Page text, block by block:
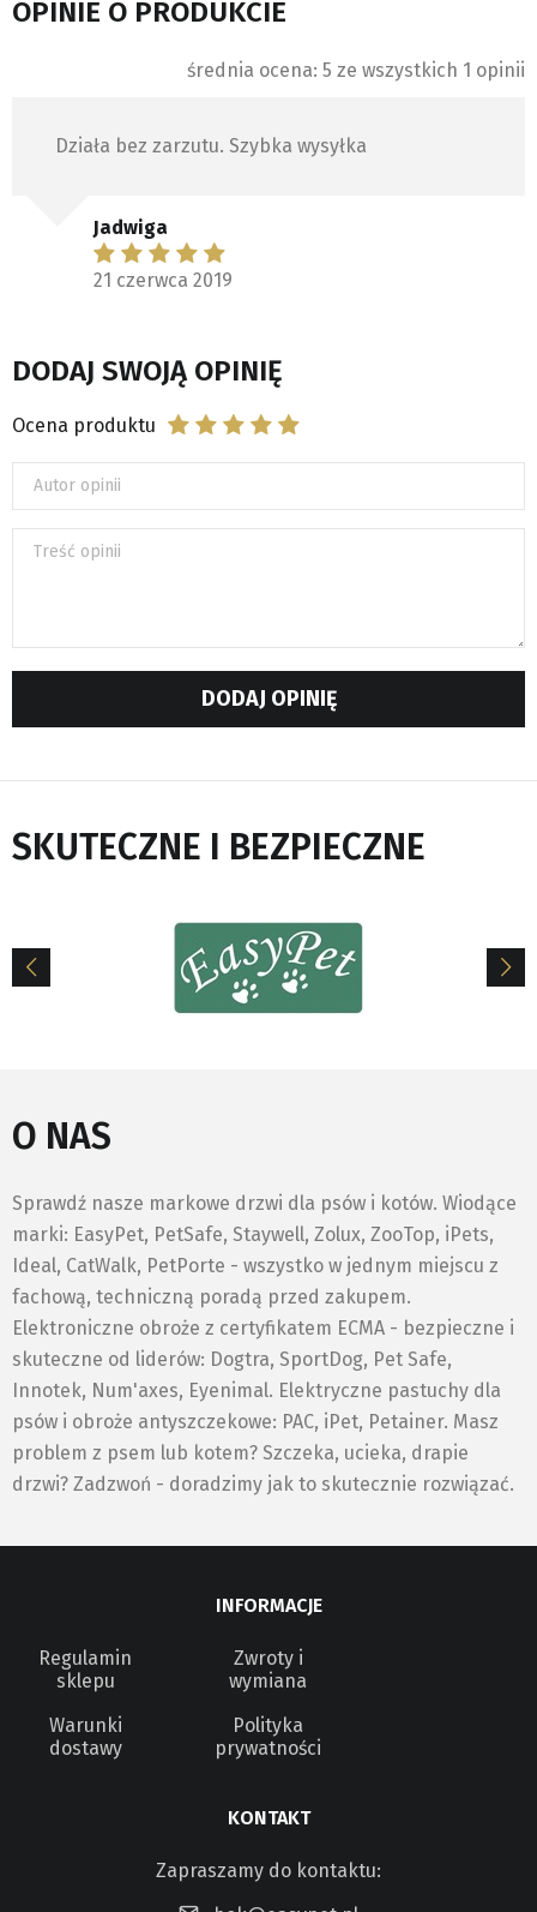
OPINIE O PRODUKCIE
średnia ocena: 5 ze wszystkich 1 opinii
Działa bez zarzutu. Szybka wysyłka
Jadwiga
21 czerwca 2019
DODAJ SWOJĄ OPINIĘ
Ocena produktu
Autor opinii
Treść opinii
DODAJ OPINIĘ
SKUTECZNE I BEZPIECZNE
O NAS
Sprawdź nasze markowe drzwi dla psów i kotów. Wiodące
marki: EasyPet, PetSafe, Staywell, Zolux, ZooTop, iPets,
Ideal, CatWalk, PetPorte - wszystko w jednym miejscu z
fachową, techniczną poradą przed zakupem.
Elektroniczne obroże z certyfikatem ECMA - bezpieczne i
skuteczne od liderów: Dogtra, SportDog, Pet Safe,
Innotek, Num'axes, Eyenimal. Elektryczne pastuchy dla
psów i obroże antyszczekowe: PAC, iPet, Petainer. Masz
problem z psem lub kotem? Szczeka, ucieka, drapie
drzwi? Zadzwoń - doradzimy jak to skutecznie rozwiązać.
INFORMACJE
Regulamin
sklepu
Warunki
dostawy
Zwroty i
wymiana
Polityka
prywatności
KONTAKT
Zapraszamy do kontaktu: